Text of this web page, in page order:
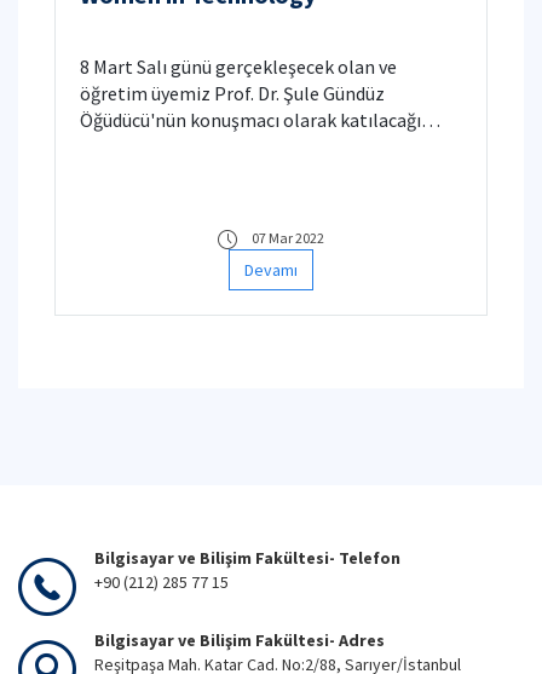
8 Mart Salı günü gerçekleşecek olan ve
öğretim üyemiz Prof. Dr. Şule Gündüz
Öğüdücü'nün konuşmacı olarak katılacağı
07 Mar 2022
Devamı
Bilgisayar ve Bilişim Fakültesi- Telefon
+90 (212) 285 77 15
Bilgisayar ve Bilişim Fakültesi- Adres
Reşitpaşa Mah. Katar Cad. No:2/88, Sarıyer/İstanbul